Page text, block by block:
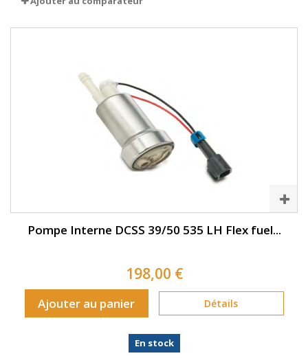
Pompe Interne DCSS 39/50 535 LH Flex fuel...
198,00 €
Ajouter au panier Détails
En stock